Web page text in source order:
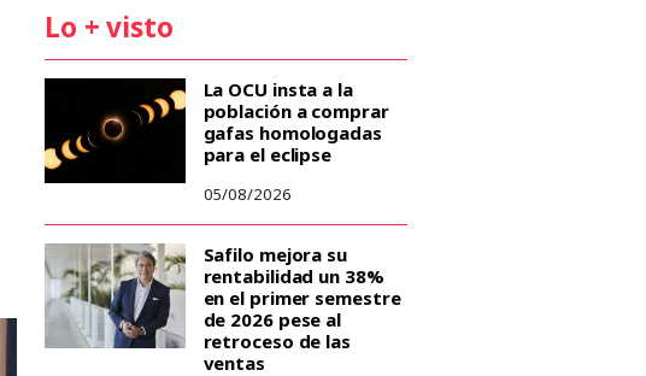
Lo + visto
La OCU insta a la
población a comprar
gafas homologadas
para el eclipse
05/08/2026
Safilo mejora su
rentabilidad un 38%
en el primer semestre
de 2026 pese al
retroceso de las
ventas